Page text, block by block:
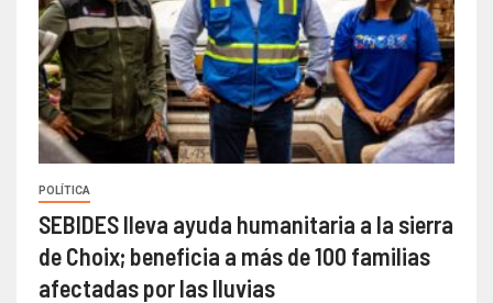
POLÍTICA
SEBIDES lleva ayuda humanitaria a la sierra
de Choix; beneficia a más de 100 familias
afectadas por las lluvias